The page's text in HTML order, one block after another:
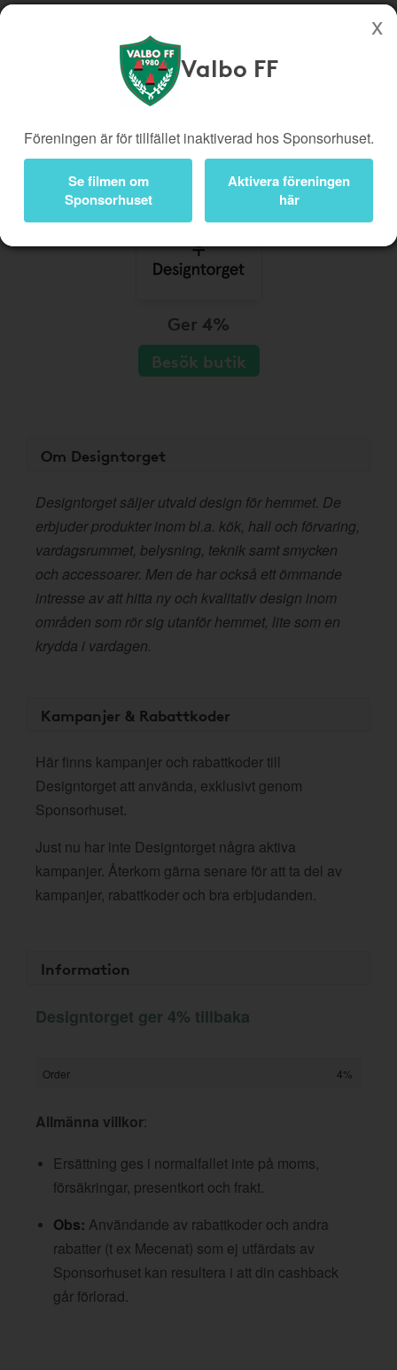
Köp genom denna sida stöttar Valbo FF
Presentkort
Kampanjer
Bli medlem
Logga in
Valbo FF
Föreningen är för tillfället inaktiverad hos Sponsorhuset.
Se filmen om
Sponsorhuset
Aktivera föreningen
här
Ger 4%
Besök butik
Om Designtorget
Designtorget säljer utvald design för hemmet. De
erbjuder produkter inom bl.a. kök, hall och förvaring,
vardagsrummet, belysning, teknik samt smycken
och accessoarer. Men de har också ett ömmande
intresse av att hitta ny och kvalitativ design inom
områden som rör sig utanför hemmet, lite som en
krydda i vardagen.
Kampanjer & Rabattkoder
Här finns kampanjer och rabattkoder till
Designtorget att använda, exklusivt genom
Sponsorhuset.
Just nu har inte Designtorget några aktiva
kampanjer. Återkom gärna senare för att ta del av
kampanjer, rabattkoder och bra erbjudanden.
Information
Designtorget ger 4% tillbaka
Order 4%
Allmänna villkor:
Ersättning ges i normalfallet inte på moms,
försäkringar, presentkort och frakt.
Obs: Användande av rabattkoder och andra
rabatter (t ex Mecenat) som ej utfärdats av
Sponsorhuset kan resultera i att din cashback
går förlorad.